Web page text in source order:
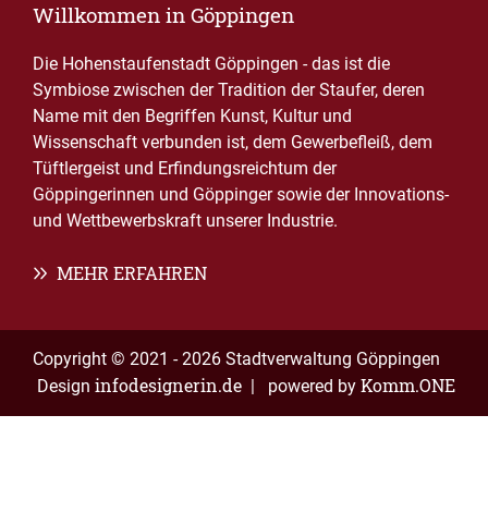
Willkommen in Göppingen
Die Hohenstaufenstadt Göppingen - das ist die
Symbiose zwischen der Tradition der Staufer, deren
Name mit den Begriffen Kunst, Kultur und
Wissenschaft verbunden ist, dem Gewerbefleiß, dem
Tüftlergeist und Erfindungsreichtum der
Göppingerinnen und Göppinger sowie der Innovations-
und Wettbewerbskraft unserer Industrie.
MEHR ERFAHREN
Copyright © 2021 - 2026 Stadtverwaltung Göppingen
Design infodesignerin.de | powered by Komm.ONE